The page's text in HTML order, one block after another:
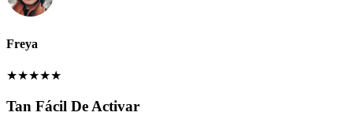
Freya
★★★★★
Tan Fácil De Activar